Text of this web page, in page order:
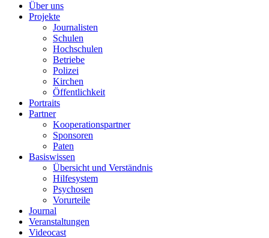
Über uns
Projekte
Journalisten
Schulen
Hochschulen
Betriebe
Polizei
Kirchen
Öffentlichkeit
Portraits
Partner
Kooperationspartner
Sponsoren
Paten
Basiswissen
Übersicht und Verständnis
Hilfesystem
Psychosen
Vorurteile
Journal
Veranstaltungen
Videocast